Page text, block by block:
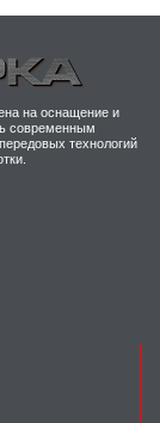
0700000428
на оснащение и
современным
технологий